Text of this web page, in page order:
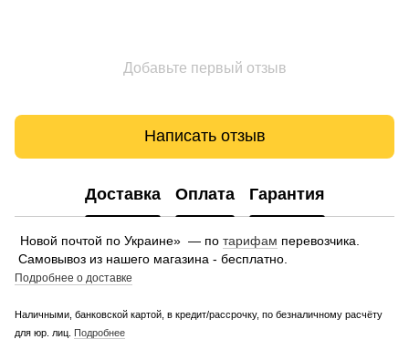
Добавьте первый отзыв
Написать отзыв
Доставка Оплата Гарантия
Новой почтой по Украине» — по тарифам перевозчика.
Самовывоз из нашего магазина - бесплатно.
Подробнее о доставке
Наличными, банковской картой, в кредит/рассрочку, по безналичному расчёту
для юр. лиц. Подробнее